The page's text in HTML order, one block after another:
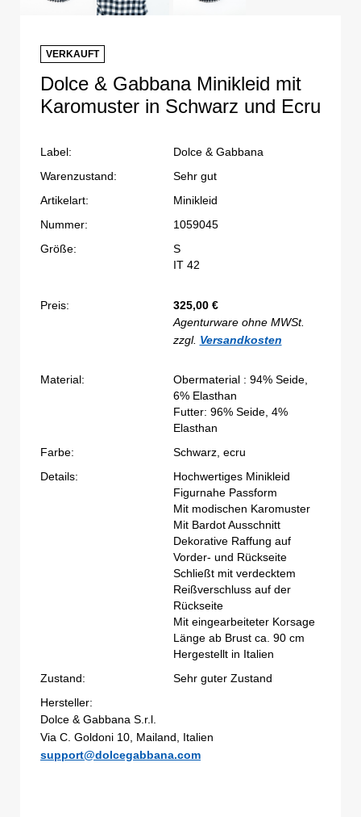
VERKAUFT
Dolce & Gabbana Minikleid mit
Karomuster in Schwarz und Ecru
Label:
Dolce & Gabbana
Warenzustand:
Sehr gut
Artikelart:
Minikleid
Nummer:
1059045
Größe:
S
IT 42
Preis: 325,00 €
Agenturware ohne MWSt.
zzgl. Versandkosten
Material:
Obermaterial : 94% Seide,
6% Elasthan
Futter: 96% Seide, 4%
Elasthan
Farbe:
Schwarz, ecru
Details:
Hochwertiges Minikleid
Figurnahe Passform
Mit modischen Karomuster
Mit Bardot Ausschnitt
Dekorative Raffung auf
Vorder- und Rückseite
Schließt mit verdecktem
Reißverschluss auf der
Rückseite
Mit eingearbeiteter Korsage
Länge ab Brust ca. 90 cm
Hergestellt in Italien
Zustand:
Sehr guter Zustand
Hersteller:
Dolce & Gabbana S.r.l.
Via C. Goldoni 10, Mailand, Italien
support@dolcegabbana.com